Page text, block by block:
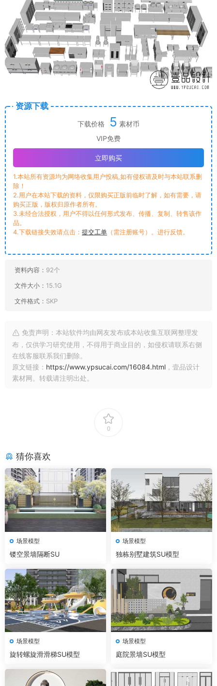
资源下载
下载价格 5 素材币
VIP免费
立即购买
1.本站所有资源均为网络收集用户投稿,如有侵权请及时与本站联系删
除！
2.用户在本站下载的资料，仅限购买正版前临时了解，如有需要，请
购买正版，版权归原作者所有。
3.未经合法授权，用户不得以任何形式发布、传播、复制、转售该作
品。
4.下载链接失效请点击： 提交工单 （需注册账号）。进行反馈。
资料内容： 92个
文件大小： 15.1G
文件格式： SKP
免责声明：本站软件均由网友发布或本站收集互联网整理发
布，仅供学习研究使用，不得用于商业目的，如侵权请联系右侧
在线客服联系我们删除。
原文链接： https://www.ypsucai.com/16084.html ，壹品设计
素材网。转载请注明出处。
0
猜你喜欢
场景模型
镂空景墙隔断SU
场景模型
独栋别墅建筑SU模型
场景模型
旋转螺旋滑滑梯SU模型
场景模型
庭院景墙SU模型